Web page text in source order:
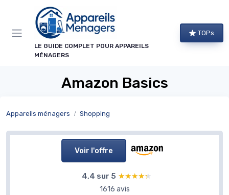
LE GUIDE COMPLET POUR APPAREILS
MÉNAGERS
TOPs
Amazon Basics
Appareils ménagers Shopping
Voir l'offre
4,4 sur 5 ★★★★★
★★★★★
1616 avis
Panneau de gestion des cookies